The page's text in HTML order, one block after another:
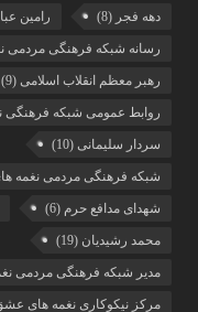
دهه فجر (8) رامین
رسانه شبکه فرهنگی مردمی
رهبر معظم انقلاب اسلامی (9)
روابط عمومی شبکه
سردار سلیمانی (10)
شبکه فرهنگی مردمی نغمه
شهدای مدافع حرم (6)
محمد رشیدیان (19)
مدیر شبکه فرهنگی مردمی
مرکز نیکوکاری نغمه های